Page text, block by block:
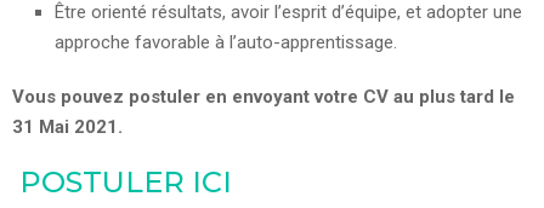
Être orienté résultats, avoir l’esprit d’équipe, et adopter une
approche favorable à l’auto-apprentissage.
Vous pouvez postuler en envoyant votre CV au plus tard le
31 Mai 2021.
POSTULER ICI